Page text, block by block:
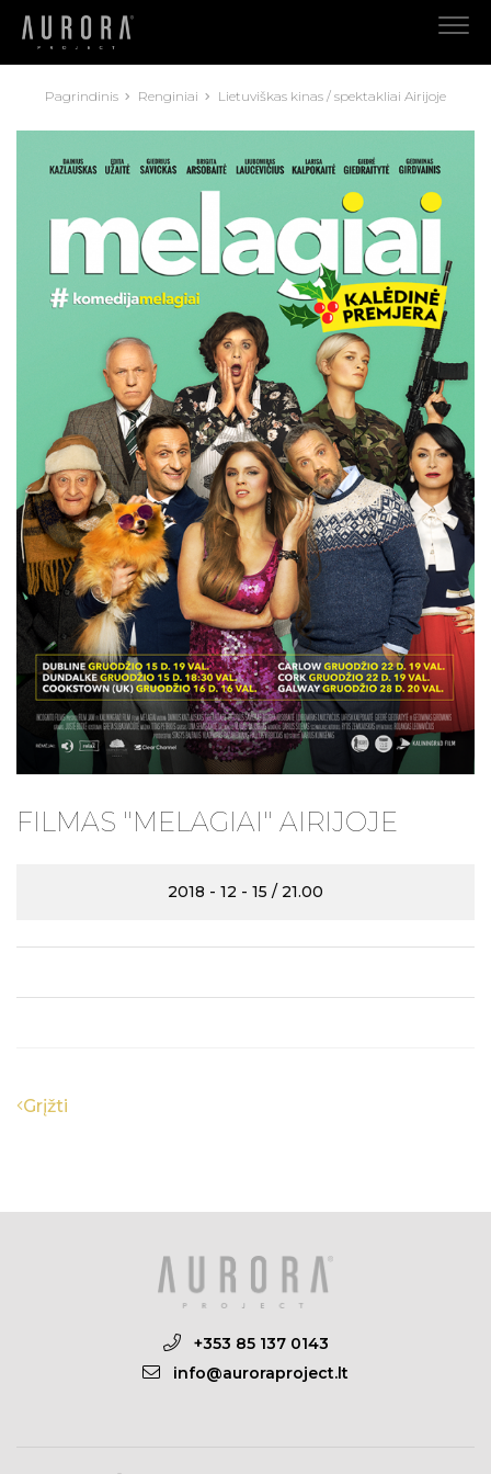
Pagrindinis Renginiai Lietuviškas kinas / spektakliai Airijoje
FILMAS "MELAGIAI" AIRIJOJE
2018 - 12 - 15 / 21.00
Grįžti
+353 85 137 0143
info@auroraproject.lt